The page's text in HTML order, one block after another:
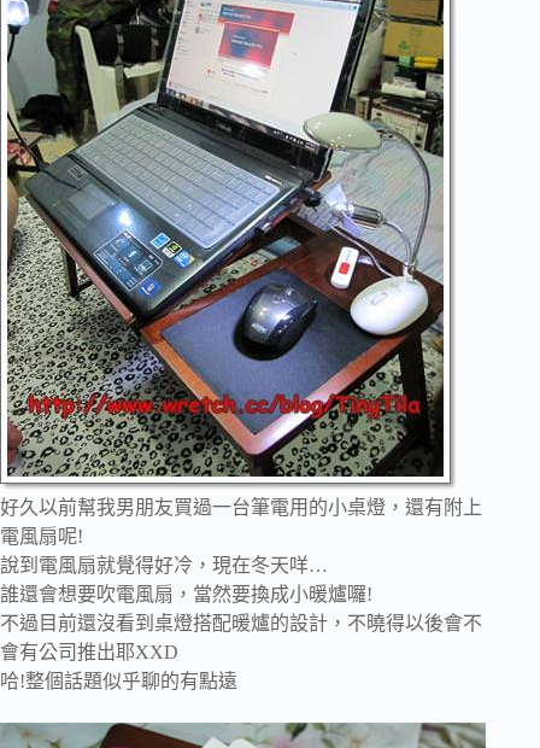
好久以前幫我男朋友買過一台筆電用的小桌燈，還有附上
電風扇呢!
說到電風扇就覺得好冷，現在冬天咩…
誰還會想要吹電風扇，當然要換成小暖爐囉!
不過目前還沒看到桌燈搭配暖爐的設計，不曉得以後會不
會有公司推出耶XXD
哈!整個話題似乎聊的有點遠